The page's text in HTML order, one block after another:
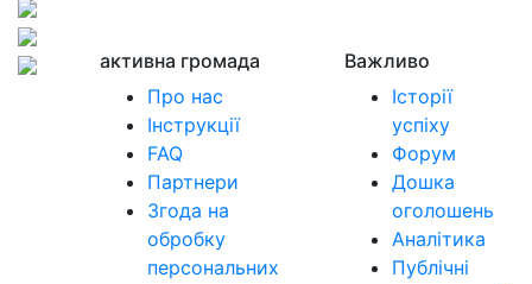
активна громада
Про нас
Інструкції
FAQ
Партнери
Згода на
обробку
персональних
Важливо
Історії
успіху
Форум
Дошка
оголошень
Аналітика
Публічні